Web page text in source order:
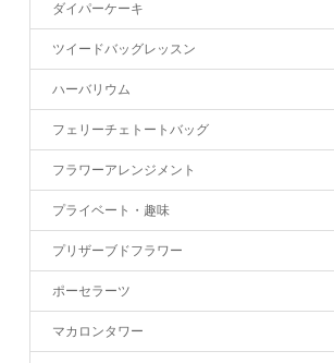
ダイパーケーキ
ツイードバッグレッスン
ハーバリウム
フェリーチェトートバッグ
フラワーアレンジメント
プライベート・趣味
プリザーブドフラワー
ポーセラーツ
マカロンタワー